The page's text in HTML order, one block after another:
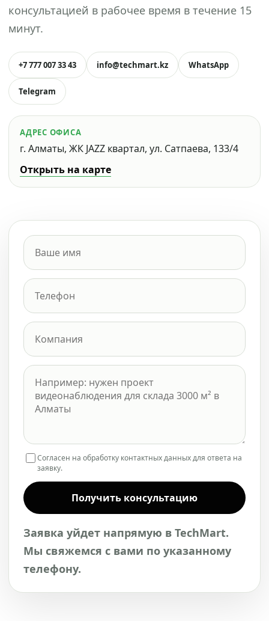
консультацией в рабочее время в течение 15
минут.
+7 777 007 33 43 info@techmart.kz WhatsApp
Telegram
АДРЕС ОФИСА
г. Алматы, ЖК JAZZ квартал, ул. Сатпаева, 133/4
Открыть на карте
Согласен на обработку контактных данных для ответа на
заявку.
Получить консультацию
Заявка уйдет напрямую в TechMart.
Мы свяжемся с вами по указанному
телефону.